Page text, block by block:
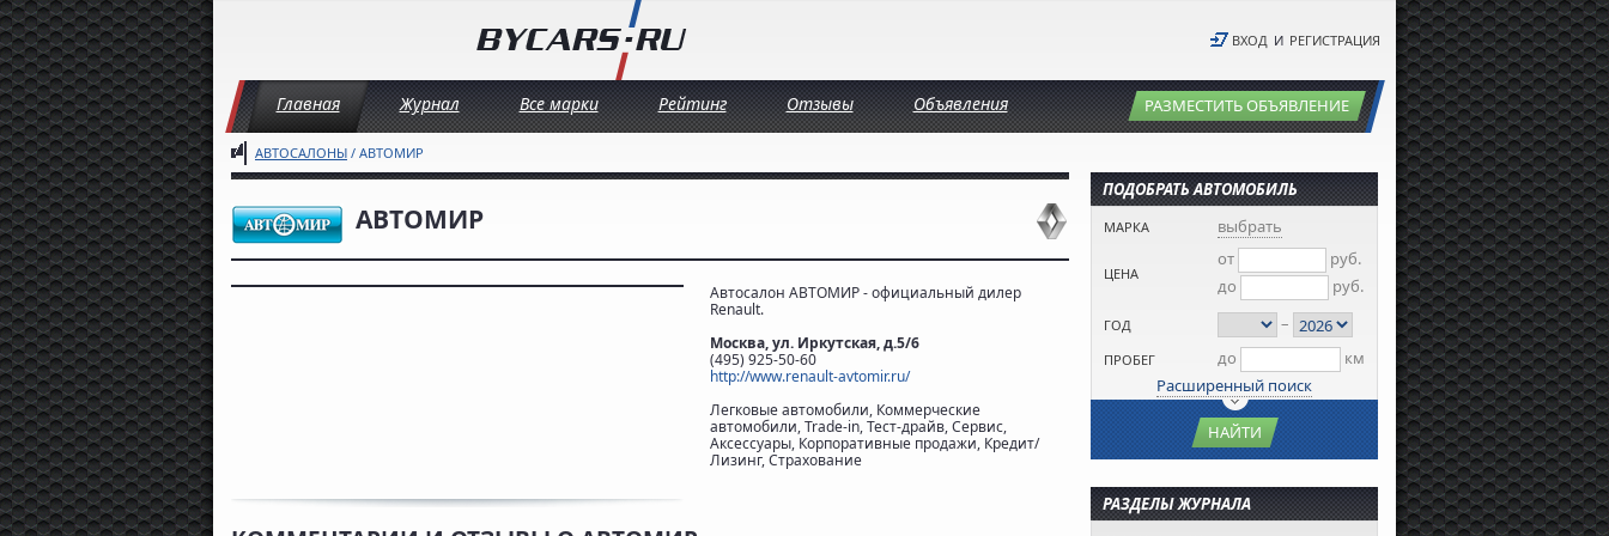
ВХОД И РЕГИСТРАЦИЯ
Главная Журнал Все марки Рейтинг Отзывы Объявления РАЗМЕСТИТЬ ОБЪЯВЛЕНИЕ
АВТОСАЛОНЫ / АВТОМИР
АВТОМИР
Автосалон АВТОМИР - официальный дилер
Renault.
Москва, ул. Иркутская, д.5/6
(495) 925-50-60
http://www.renault-avtomir.ru/
Легковые автомобили, Коммерческие
автомобили, Trade-in, Тест-драйв, Сервис,
Аксессуары, Корпоративные продажи, Кредит/
Лизинг, Страхование
ПОДОБРАТЬ АВТОМОБИЛЬ
МАРКА выбрать
ЦЕНА
от
руб.
до
руб.
ГОД –
ПРОБЕГ до
км
Расширенный поиск
НАЙТИ
РАЗДЕЛЫ ЖУРНАЛА